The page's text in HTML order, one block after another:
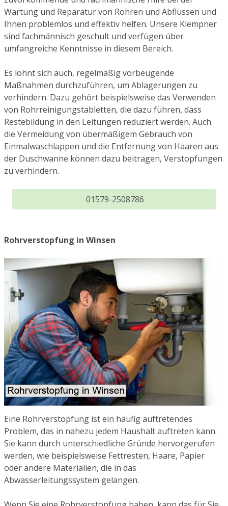
Wartung und Reparatur von Rohren und Abflüssen und
Ihnen problemlos und effektiv helfen. Unsere Klempner
sind fachmännisch geschult und verfügen über
umfangreiche Kenntnisse in diesem Bereich.
Es lohnt sich auch, regelmäßig vorbeugende
Maßnahmen durchzuführen, um Ablagerungen zu
verhindern. Dazu gehört beispielsweise das Verwenden
von Rohrreinigungstabletten, die dazu führen, dass
Restebildung in den Leitungen reduziert werden. Auch
die Vermeidung von übermäßigem Gebrauch von
Einmalwaschlappen und die Entfernung von Haaren aus
der Duschwanne können dazu beitragen, Verstopfungen
zu verhindern.
01579-2508786
Rohrverstopfung in Winsen
Eine Rohrverstopfung ist ein häufig auftretendes
Problem, das in nahezu jedem Haushalt auftreten kann.
Sie kann durch unterschiedliche Gründe hervorgerufen
werden, wie beispielsweise Fettresten, Haare, Papier
oder andere Materialien, die in das
Abwasserleitungssystem gelangen.